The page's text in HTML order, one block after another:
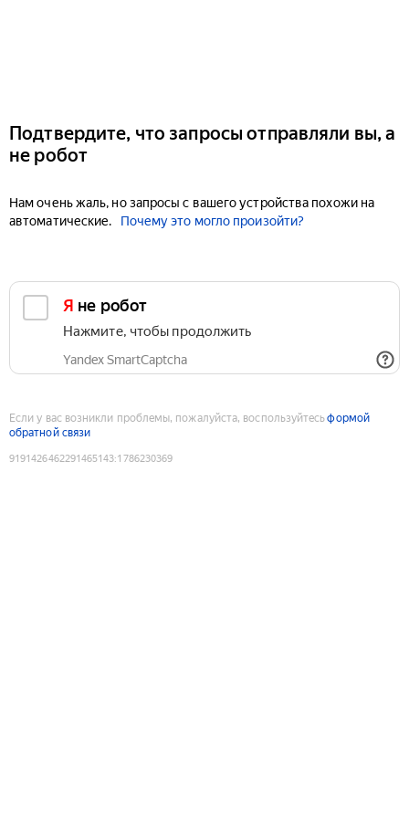
Подтвердите, что запросы отправляли вы, а
не робот
Нам очень жаль, но запросы с вашего устройства похожи на
автоматические.
Почему это могло произойти?
Я не робот
Нажмите, чтобы продолжить
Yandex SmartCaptcha
Если у вас возникли проблемы, пожалуйста, воспользуйтесьформой
обратной связи
9191426462291465143:1786230369